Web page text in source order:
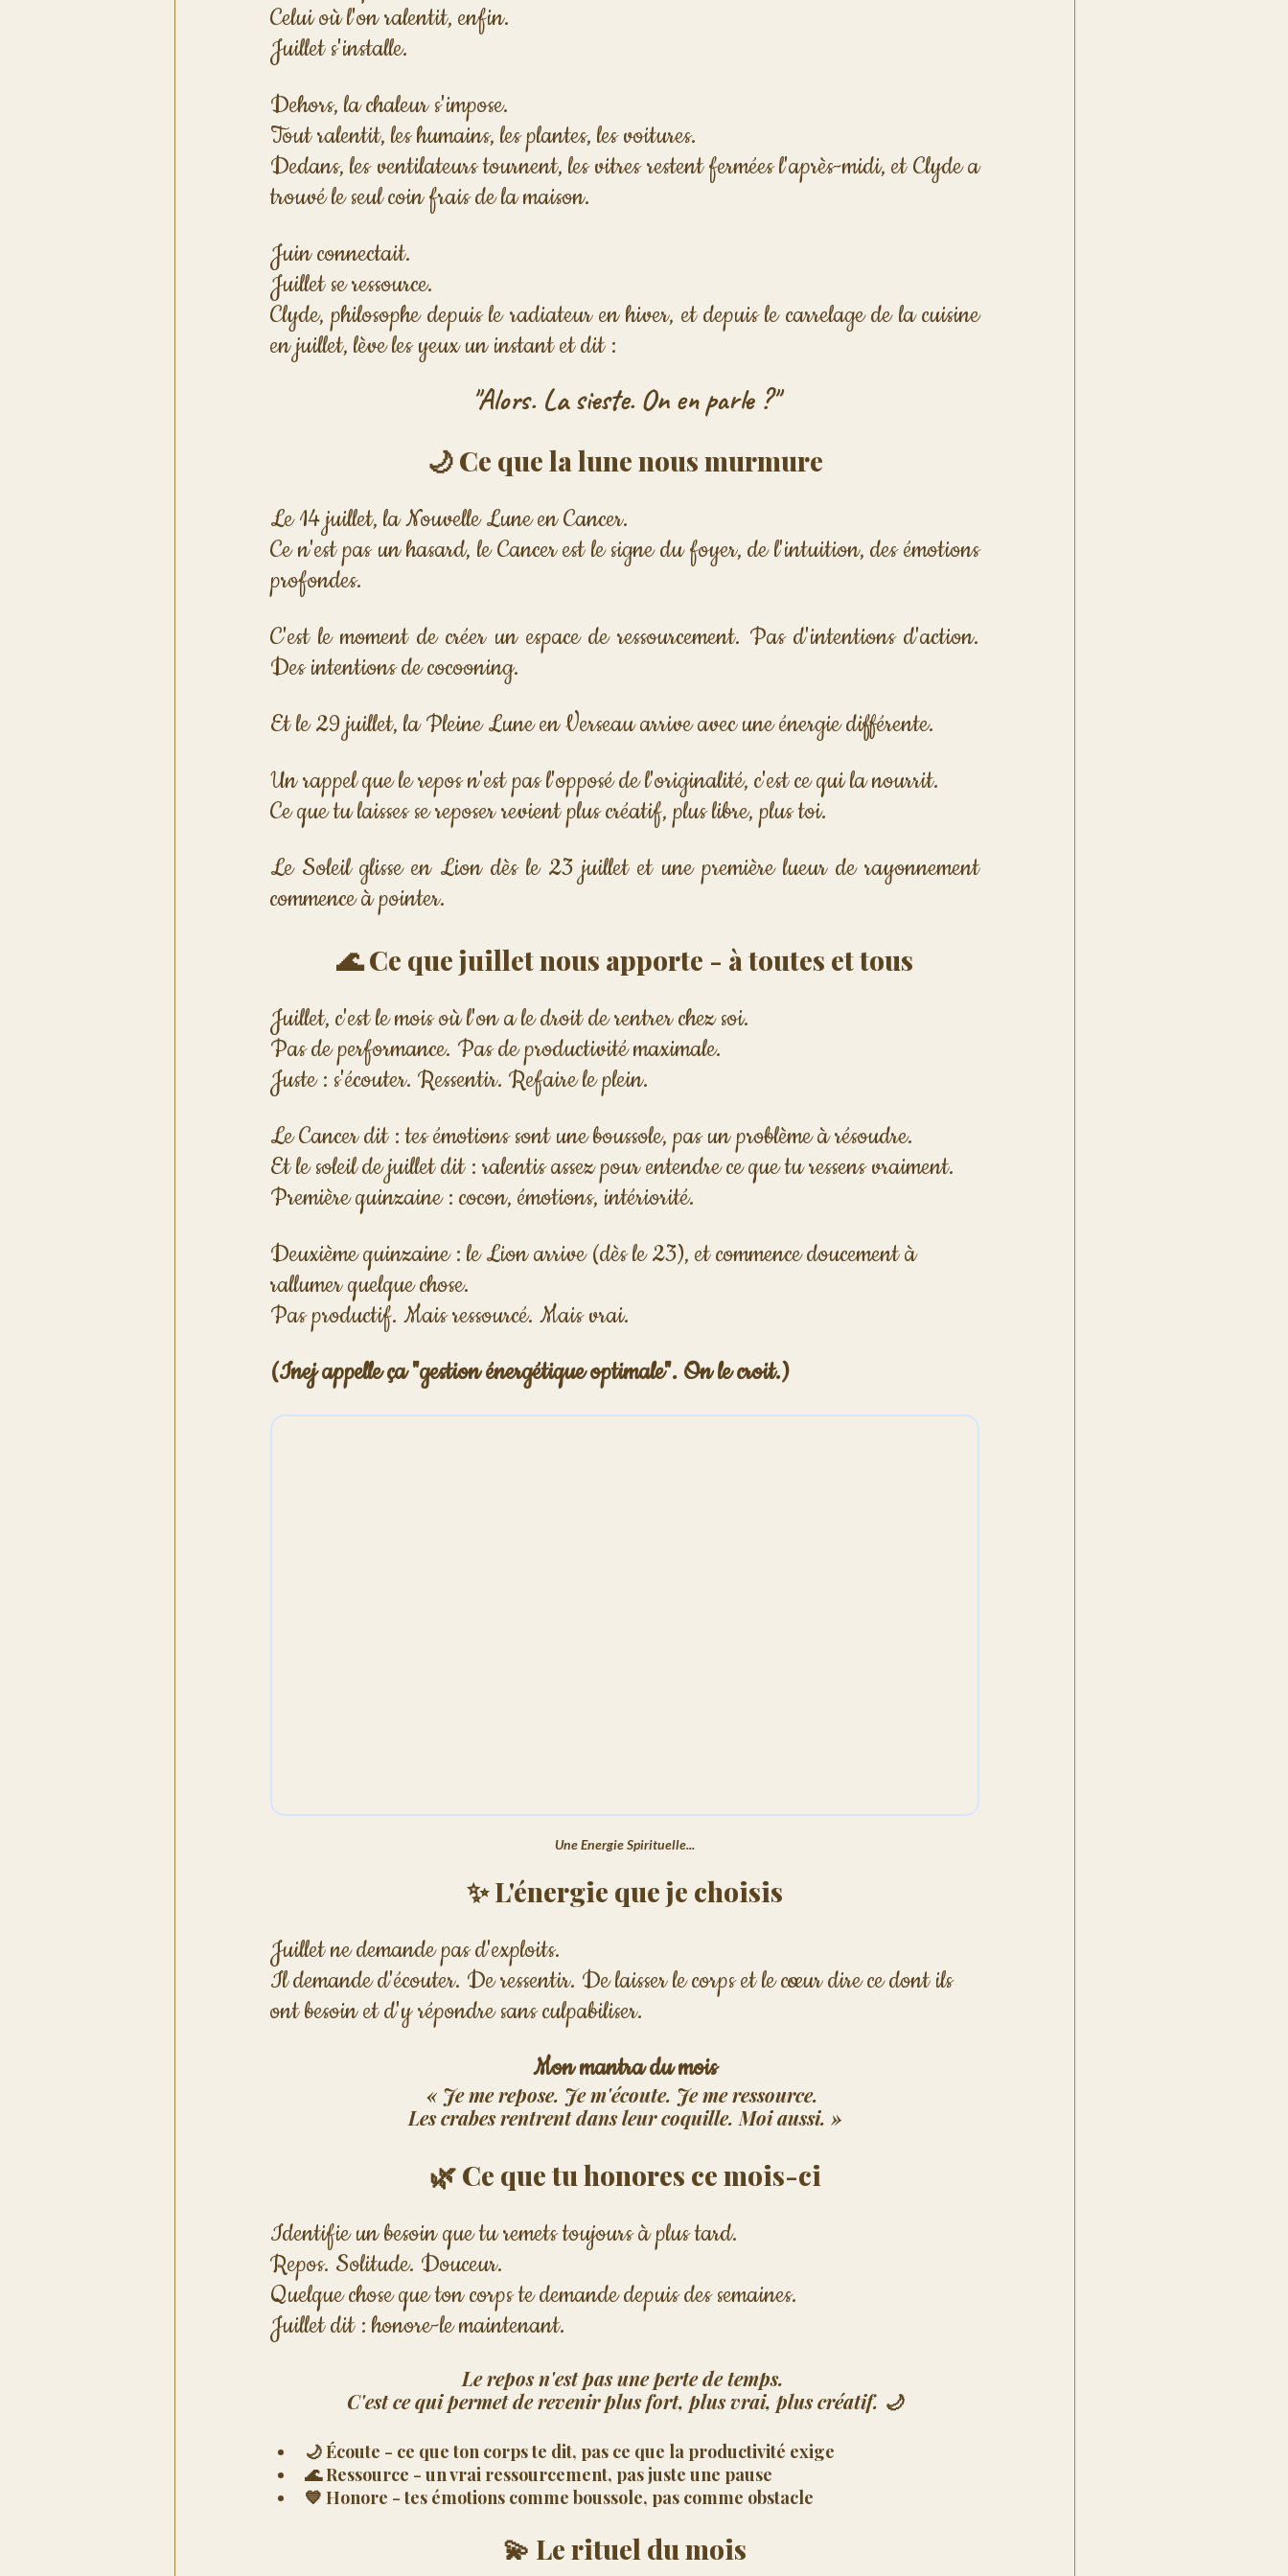
Celui où l'on ralentit, enfin.
Juillet s'installe.
Dehors, la chaleur s'impose.
Tout ralentit, les humains, les plantes, les voitures.
Dedans, les ventilateurs tournent, les vitres restent fermées l'après-midi, et Clyde a
trouvé le seul coin frais de la maison.
Juin connectait.
Juillet se ressource.
Clyde, philosophe depuis le radiateur en hiver, et depuis le carrelage de la cuisine
en juillet, lève les yeux un instant et dit :
"Alors. La sieste. On en parle ?"
🌙 Ce que la lune nous murmure
Le 14 juillet, la Nouvelle Lune en Cancer.
Ce n'est pas un hasard, le Cancer est le signe du foyer, de l'intuition, des émotions
profondes.
C'est le moment de créer un espace de ressourcement. Pas d'intentions d'action.
Des intentions de cocooning.
Et le 29 juillet, la Pleine Lune en Verseau arrive avec une énergie différente.
Un rappel que le repos n'est pas l'opposé de l'originalité, c'est ce qui la nourrit.
Ce que tu laisses se reposer revient plus créatif, plus libre, plus toi.
Le Soleil glisse en Lion dès le 23 juillet et une première lueur de rayonnement
commence à pointer.
🌊 Ce que juillet nous apporte - à toutes et tous
Juillet, c'est le mois où l'on a le droit de rentrer chez soi.
Pas de performance. Pas de productivité maximale.
Juste : s'écouter. Ressentir. Refaire le plein.
Le Cancer dit : tes émotions sont une boussole, pas un problème à résoudre.
Et le soleil de juillet dit : ralentis assez pour entendre ce que tu ressens vraiment.
Première quinzaine : cocon, émotions, intériorité.
Deuxième quinzaine : le Lion arrive (dès le 23), et commence doucement à
rallumer quelque chose.
Pas productif. Mais ressourcé. Mais vrai.
(Inej appelle ça "gestion énergétique optimale". On le croit.)
Une Energie Spirituelle...
✨ L'énergie que je choisis
Juillet ne demande pas d'exploits.
Il demande d'écouter. De ressentir. De laisser le corps et le cœur dire ce dont ils
ont besoin et d'y répondre sans culpabiliser.
Mon mantra du mois
« Je me repose. Je m'écoute. Je me ressource.
Les crabes rentrent dans leur coquille. Moi aussi. »
🌿 Ce que tu honores ce mois-ci
Identifie un besoin que tu remets toujours à plus tard.
Repos. Solitude. Douceur.
Quelque chose que ton corps te demande depuis des semaines.
Juillet dit : honore-le maintenant.
Le repos n'est pas une perte de temps.
C'est ce qui permet de revenir plus fort, plus vrai, plus créatif. 🌙
🌙 Écoute - ce que ton corps te dit, pas ce que la productivité exige
🌊 Ressource - un vrai ressourcement, pas juste une pause
💙 Honore - tes émotions comme boussole, pas comme obstacle
💫 Le rituel du mois